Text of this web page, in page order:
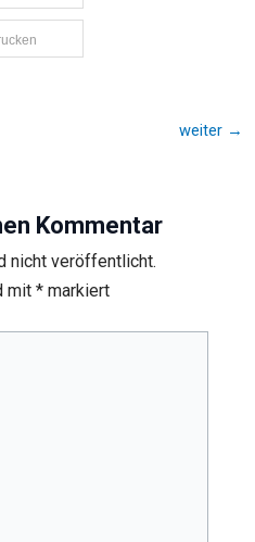
weiter →
Kommentar
nicht veröffentlicht.
mit *markiert